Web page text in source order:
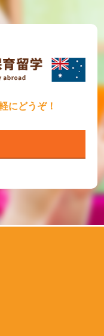
にどうぞ！